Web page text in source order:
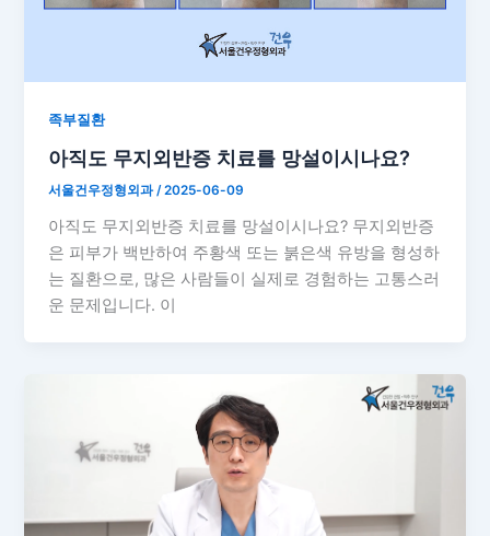
족부질환
아직도 무지외반증 치료를 망설이시나요?
서울건우정형외과/2025-06-09
아직도 무지외반증 치료를 망설이시나요? 무지외반증
은 피부가 백반하여 주황색 또는 붉은색 유방을 형성하
는 질환으로, 많은 사람들이 실제로 경험하는 고통스러
운 문제입니다. 이